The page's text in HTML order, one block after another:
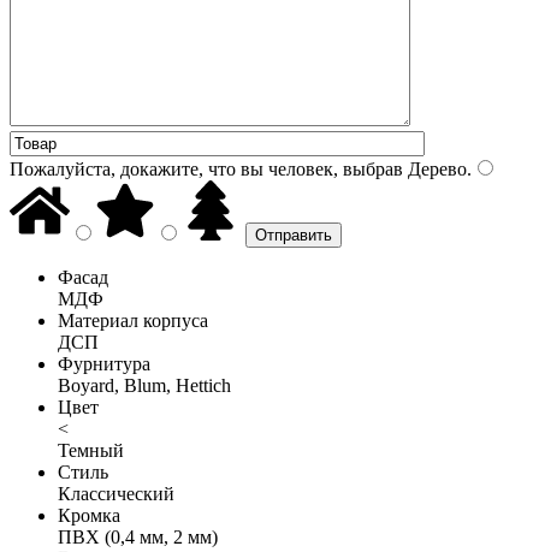
Пожалуйста, докажите, что вы человек, выбрав Дерево.
Фасад
МДФ
Материал корпуса
ДСП
Фурнитура
Boyard, Blum, Hettich
Цвет
<
Темный
Стиль
Классический
Кромка
ПВХ (0,4 мм, 2 мм)